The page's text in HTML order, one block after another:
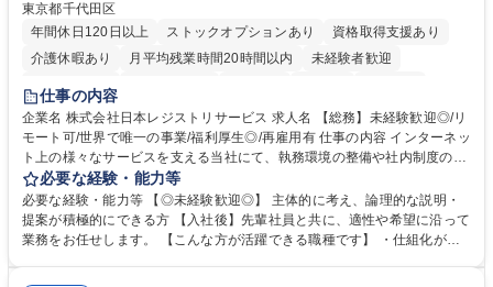
東京都千代田区
年間休日120日以上
ストックオプションあり
資格取得支援あり
介護休暇あり
月平均残業時間20時間以内
未経験者歓迎
住宅手当あり
完全週休2日制
交通費支給 駅近5分以内 土日祝休み 服装自由
仕事の内容
企業名 株式会社日本レジストリサービス 求人名 【総務】未経験歓迎◎/リ
モート可/世界で唯一の事業/福利厚生◎/再雇用有 仕事の内容 インターネッ
ト上の様々なサービスを支える当社にて、執務環境の整備や社内制度の検
討、イベント運営などの幅広い業務を担当し、間接的に会社の生産性向上
や成長に貢献している部署です。 会社の全メンバーが安心して長く成果を
発揮できる環境を整えるために、毎日のメンテナンスや維持管理に加え、
新たな施策検討を積極的に行っていただき、会社全体を巻き込み課題解決
必要な経験・能力等
必要な経験・能力等 【◎未経験歓迎◎】 主体的に考え、論理的な説明・
提案が積極的にできる方 【入社後】先輩社員と共に、適性や希望に沿って
業務をお任せします。 【こんな方が活躍できる職種です】 ・仕組化が好